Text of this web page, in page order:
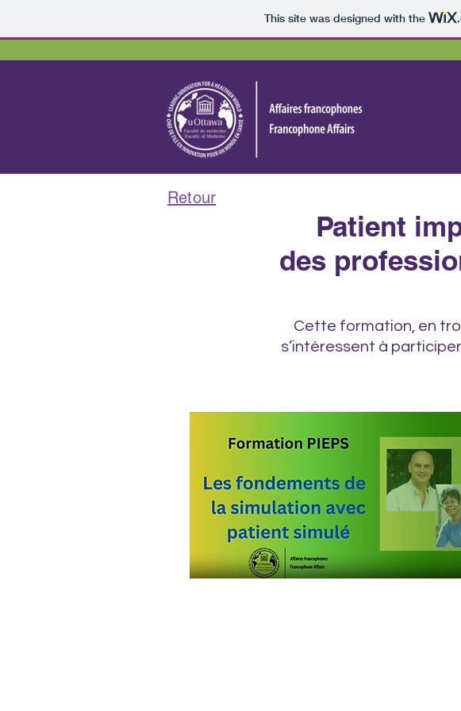
This site was designed with the
Retour
Patient
des
Cette formation, en
s’intéressent à